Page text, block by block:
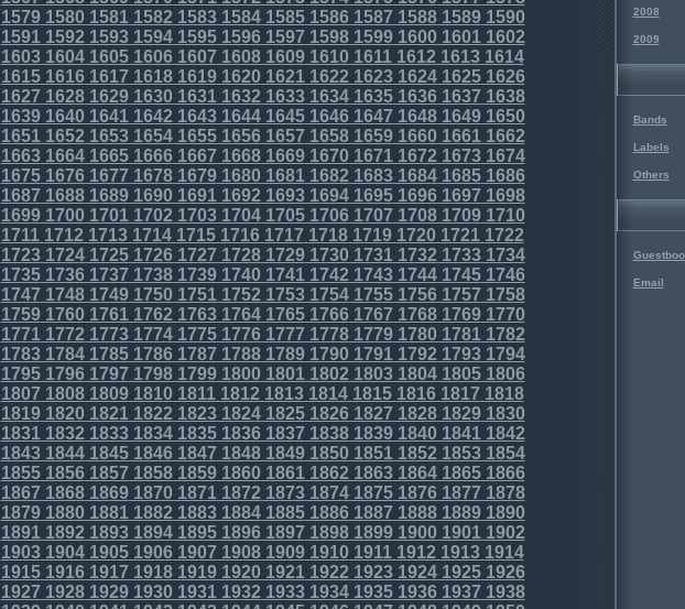
1579158015811582 15831584158515861587 158815891590
15911592 15931594159515961597 15981599160016011602
16031604160516061607 16081609161016111612 16131614
161516161617 16181619162016211622 1623162416251626
1627 16281629163016311632 16331634163516361637 1638
1639164016411642 16431644164516461647 164816491650
16511652 16531654165516561657 16581659166016611662
16631664166516661667 16681669167016711672 16731674
167516761677 16781679168016811682 1683168416851686
1687 16881689169016911692 16931694169516961697 1698
1699170017011702 17031704170517061707 170817091710
17111712 17131714171517161717 17181719172017211722
17231724172517261727 17281729173017311732 17331734
173517361737 17381739174017411742 1743174417451746
1747 17481749175017511752 17531754175517561757 1758
1759176017611762 17631764176517661767 176817691770
17711772 17731774177517761777 17781779178017811782
17831784178517861787 17881789179017911792 17931794
179517961797 17981799180018011802 1803180418051806
1807 18081809181018111812 18131814181518161817 1818
1819182018211822 18231824182518261827 182818291830
18311832 18331834183518361837 18381839184018411842
18431844184518461847 18481849185018511852 18531854
185518561857 18581859186018611862 1863186418651866
1867 18681869187018711872 18731874187518761877 1878
1879188018811882 18831884188518861887 188818891890
18911892 18931894189518961897 18981899190019011902
19031904190519061907 19081909191019111912 19131914
191519161917 19181919192019211922 1923192419251926
1927 19281929193019311932 19331934193519361937 1938
2008
2009
Bands
Labels
Others
Email